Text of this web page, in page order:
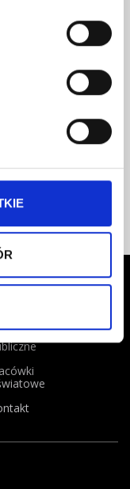
czynna:
58 919
dyrektorów